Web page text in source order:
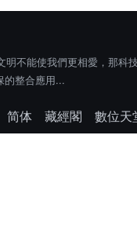
不能使我們更相愛，那科
的整合應用...
简体 藏經閣
數位天